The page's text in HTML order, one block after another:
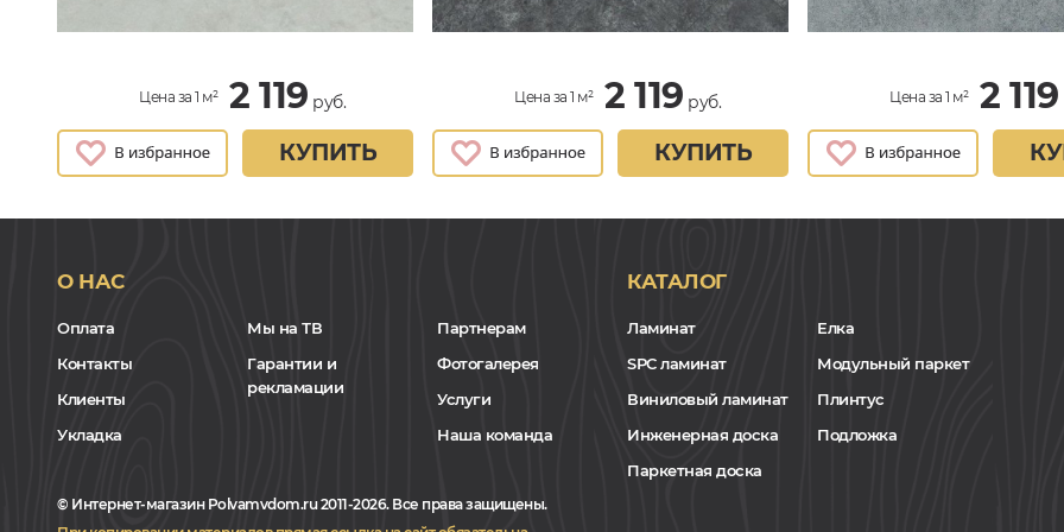
Цена за 1 м² 2 119 руб.
КУПИТЬ
Цена за 1 м² 2 119 руб.
КУПИТЬ
Цена за 1 м² 2 119
О НАС
Оплата
Контакты
Клиенты
Укладка
Мы на ТВ
Гарантии и
рекламации
Партнерам
Фотогалерея
Услуги
Наша команда
КАТАЛОГ
Ламинат
SPC ламинат
Виниловый ламинат
Инженерная доска
Паркетная доска
Елка
Модульный паркет
Плинтус
Подложка
© Интернет-магазин Polvamvdom.ru 2011-2026. Все права защищены.